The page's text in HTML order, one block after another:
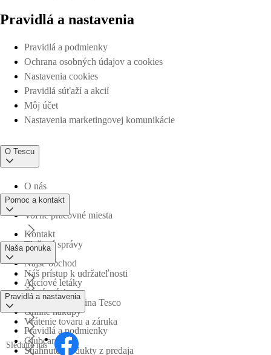
Pravidlá a nastavenia
Pravidlá a podmienky
Ochrana osobných údajov a cookies
Nastavenia cookies
Pravidlá súťaží a akcií
Môj účet
Nastavenia marketingovej komunikácie
O Tescu
O nás
Voľné pracovné miesta
Tlačové správy
Náš prístup k udržateľnosti
Obchodná skupina Tesco
Pomoc a kontakt
Kontakt
Nájsť obchod
Časté otázky
Vrátenie tovaru a záruka
Stiahnuté produkty z predaja
Naša ponuka
Akciové letáky
Online nákupy
Clubcard
Pravidlá a nastavenia
Pravidlá a podmienky
Sledujte nás